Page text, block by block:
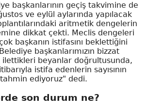
başkanlarının geçiş takvimine de
ve eylül aylarında yapılacak
aritmetik dengelerin
dikkat çekti. Meclis dengeleri
başkanın istifasını beklettiğini
başkanlarımızın bizzat
ilettikleri beyanlar doğrultusunda,
istifa edenlerin sayısının
ediyoruz" dedi.
son durum ne?